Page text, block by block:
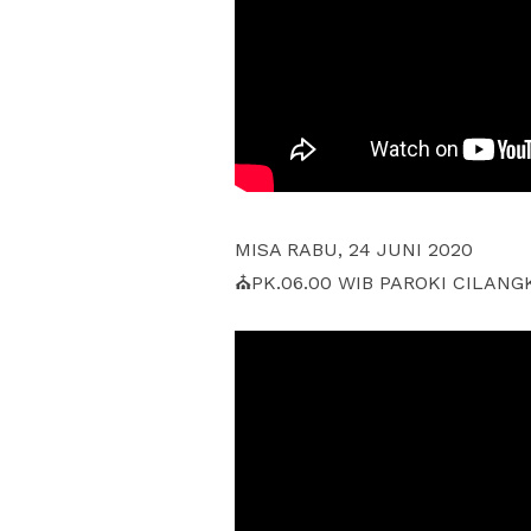
MISA RABU, 24 JUNI 2020
⛪PK.06.00 WIB PAROKI